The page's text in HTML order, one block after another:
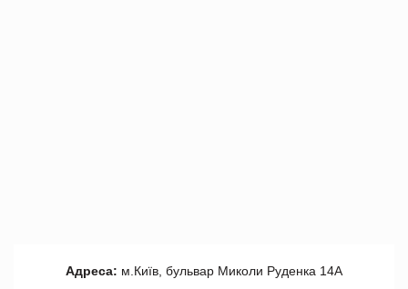
Адреса: м.Київ, бульвар Миколи Руденка 14А